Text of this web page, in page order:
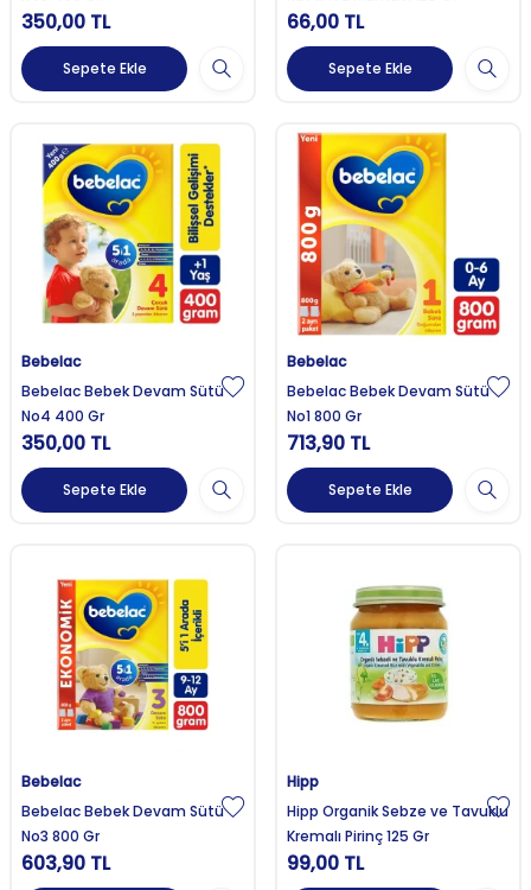
350,00 TL
Sepete Ekle
66,00 TL
Sepete Ekle
Bebelac
Bebelac Bebek Devam Sütü
No4 400 Gr
350,00 TL
Sepete Ekle
Bebelac
Bebelac Bebek Devam Sütü
No1 800 Gr
713,90 TL
Sepete Ekle
Bebelac
Bebelac Bebek Devam Sütü
No3 800 Gr
603,90 TL
Hipp
Hipp Organik Sebze ve Tavuklu
Kremalı Pirinç 125 Gr
99,00 TL